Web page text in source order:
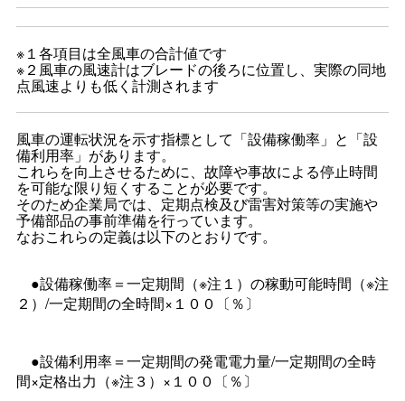
※１各項目は全風車の合計値です
※２風車の風速計はブレードの後ろに位置し、実際の同地
点風速よりも低く計測されます
風車の運転状況を示す指標として「設備稼働率」と「設
備利用率」があります。
これらを向上させるために、故障や事故による停止時間
を可能な限り短くすることが必要です。
そのため企業局では、定期点検及び雷害対策等の実施や
予備部品の事前準備を行っています。
なおこれらの定義は以下のとおりです。
●設備稼働率＝一定期間（※注１）の稼動可能時間（※注
２）/一定期間の全時間×１００〔％〕
●設備利用率＝一定期間の発電電力量/一定期間の全時
間×定格出力（※注３）×１００〔％〕